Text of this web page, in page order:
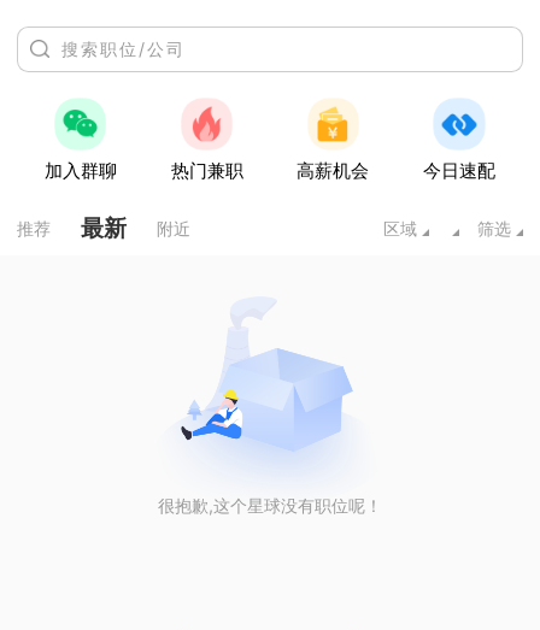
加入群聊 热门兼职 高薪机会 今日速配
推荐 最新 附近 区域 筛选
很抱歉,这个星球没有职位呢！